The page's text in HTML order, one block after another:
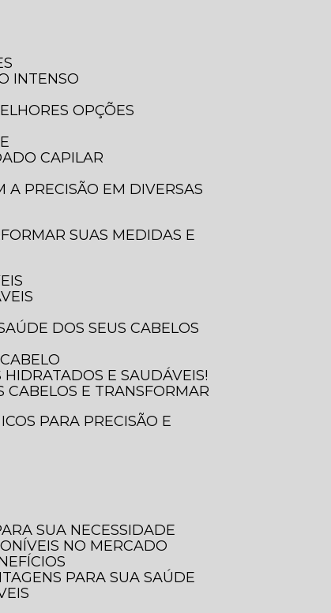
INTENSO
OPÇÕES
CAPILAR
DOS SEUS CABELOS
E SAUDÁVEIS!
SUA NECESSIDADE
NO MERCADO
PARA SUA SAÚDE